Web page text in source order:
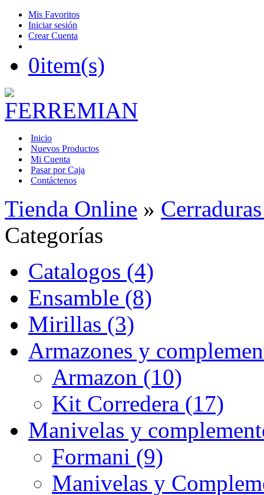
Mis Favoritos
Iniciar sesión
Crear Cuenta
0item(s)
Inicio
Nuevos Productos
Mi Cuenta
Pasar por Caja
Contáctenos
Tienda Online »
Categorías
Catalogos (4)
Ensamble (8)
Mirillas (3)
Armazones y
Armazon (10)
Kit Corredera (17)
Manivelas y
Formani (9)
Manivelas y